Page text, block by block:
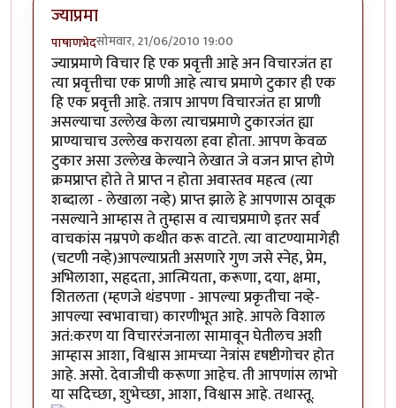
ज्याप्रमा
पाषाणभेदसोमवार, 21/06/2010 19:00
ज्याप्रमाणे विचार हि एक प्रवृत्ती आहे अन विचारजंत हा
त्या प्रवृत्तीचा एक प्राणी आहे त्याच प्रमाणे टुकार ही एक
हि एक प्रवृत्ती आहे. तत्राप आपण विचारजंत हा प्राणी
असल्याचा उल्लेख केला त्याचप्रमाणे टुकारजंत ह्या
प्राण्याचाच उल्लेख करायला हवा होता. आपण केवळ
टुकार असा उल्लेख केल्याने लेखात जे वजन प्राप्त होणे
क्रमप्राप्त होते ते प्राप्त न होता अवास्तव महत्व (त्या
शब्दाला - लेखाला नव्हे) प्राप्त झाले हे आपणास ठावूक
नसल्याने आम्हास ते तुम्हास व त्याचप्रमाणे इतर सर्व
वाचकांस नम्रपणे कथीत करू वाटते. त्या वाटण्यामागेही
(चटणी नव्हे)आपल्याप्रती असणारे गुण जसे स्नेह, प्रेम,
अभिलाशा, सहृदता, आत्मियता, करूणा, दया, क्षमा,
शितलता (म्हणजे थंडपणा - आपल्या प्रकृतीचा नव्हे-
आपल्या स्वभावाचा) कारणीभूत आहे. आपले विशाल
अतं:करण या विचाररंजनाला सामावून घेतीलच अशी
आम्हास आशा, विश्वास आमच्या नेत्रांस दृषष्टीगोचर होत
आहे. असो. देवाजीची करूणा आहेच. ती आपणांस लाभो
या सदिच्छा, शुभेच्छा, आशा, विश्वास आहे. तथास्तू.